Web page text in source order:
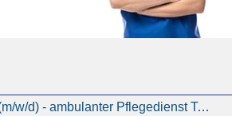
Pflegehelfer (m/w/d) - ambulanter Pflegedienst Tanna